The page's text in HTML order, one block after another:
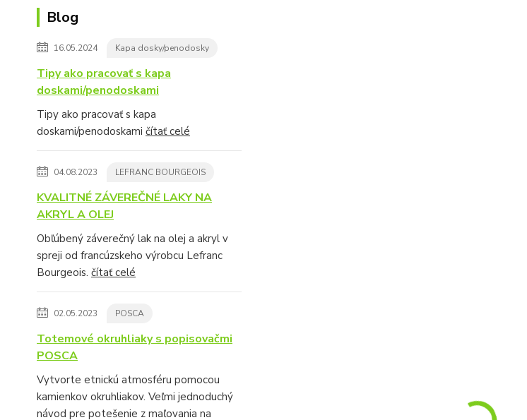
Blog
16.05.2024 Kapa dosky/penodosky
Tipy ako pracovať s kapa
doskami/penodoskami
Tipy ako pracovať s kapa
doskami/penodoskami čítať celé
04.08.2023 LEFRANC BOURGEOIS
KVALITNÉ ZÁVEREČNÉ LAKY NA
AKRYL A OLEJ
Obľúbený záverečný lak na olej a akryl v
spreji od francúzskeho výrobcu Lefranc
Bourgeois. čítať celé
02.05.2023 POSCA
Totemové okruhliaky s popisovačmi
POSCA
Vytvorte etnickú atmosféru pomocou
kamienkov okruhliakov. Veľmi jednoduchý
návod pre potešenie z maľovania na